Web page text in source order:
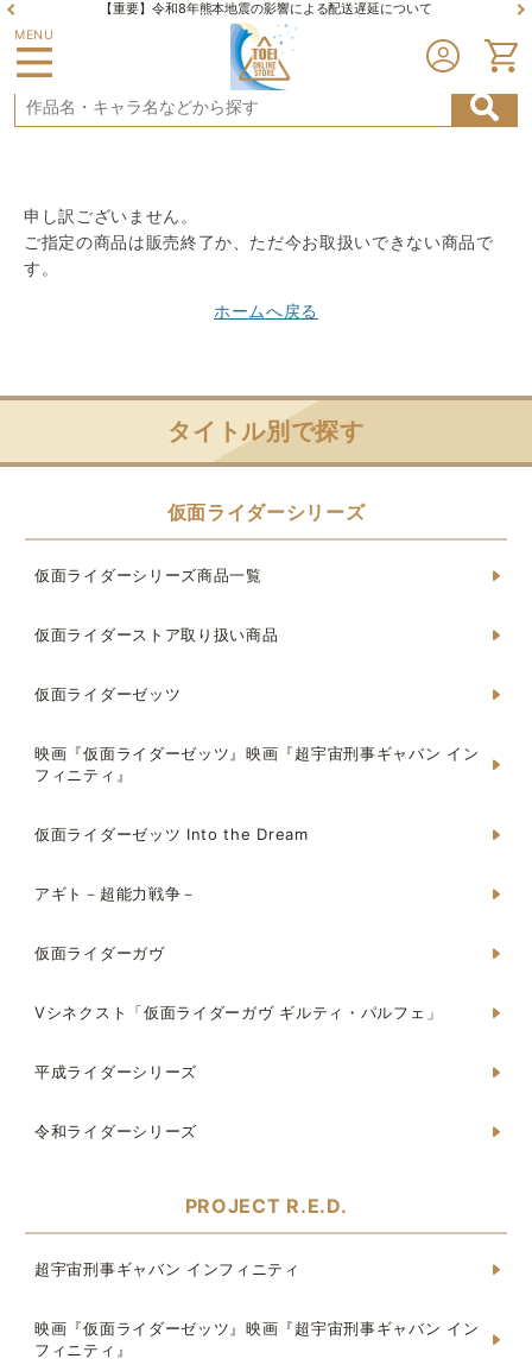
【重要】令和8年熊本地震の影響による配送遅延について
MENU
申し訳ございません。
ご指定の商品は販売終了か、ただ今お取扱いできない商品で
す。
ホームへ戻る
タイトル別で探す
仮面ライダーシリーズ
仮面ライダーシリーズ商品一覧
仮面ライダーストア取り扱い商品
仮面ライダーゼッツ
映画『仮面ライダーゼッツ』映画『超宇宙刑事ギャバン イン
フィニティ』
仮面ライダーゼッツ Into the Dream
アギト－超能力戦争－
仮面ライダーガヴ
Vシネクスト「仮面ライダーガヴ ギルティ・パルフェ」
平成ライダーシリーズ
令和ライダーシリーズ
PROJECT R.E.D.
超宇宙刑事ギャバン インフィニティ
映画『仮面ライダーゼッツ』映画『超宇宙刑事ギャバン イン
フィニティ』